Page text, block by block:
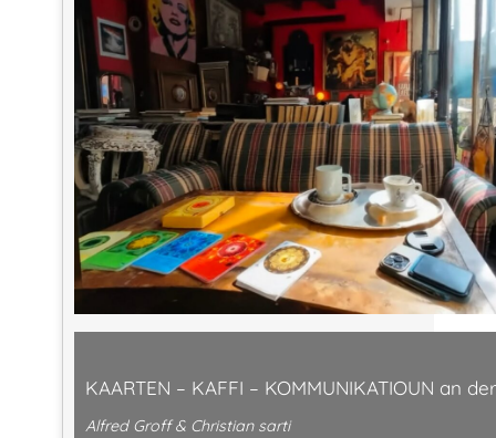
KAARTEN – KAFFI – KOMMUNIKATIOUN an
Alfred Groff & Christian sarti